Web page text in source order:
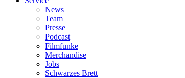
News
Team
Pres­se
Pod­cast
Film­fun­ke
Mer­chan­di­se
Jobs
Schwar­zes Brett